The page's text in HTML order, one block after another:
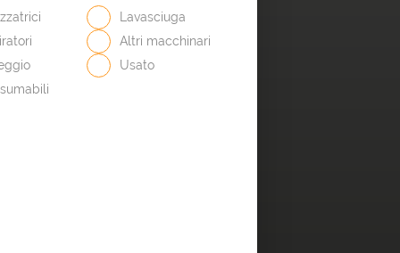
Lavasciuga
Altri macchinari
Usato